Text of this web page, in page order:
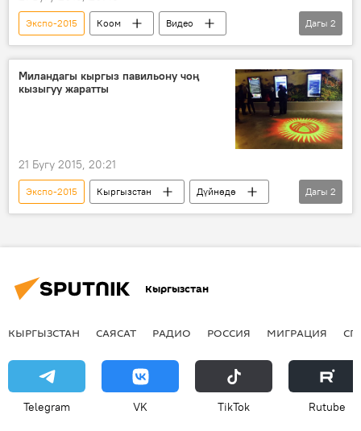
Экспо-2015 Коом
Видео
Жаңылыктар
Милан
Дагы 2
Миландагы кыргыз павильону чоң
кызыгуу жаратты
21 Бугу 2015, 20:21
Экспо-2015 Кыргызстан
Дүйнөдө
Жаңылыктар
Милан
Дагы 2
Кыргызстан
КЫРГЫЗСТАН САЯСАТ РАДИО РОССИЯ МИГРАЦИЯ
Telegram VK ТikТоk Rutube